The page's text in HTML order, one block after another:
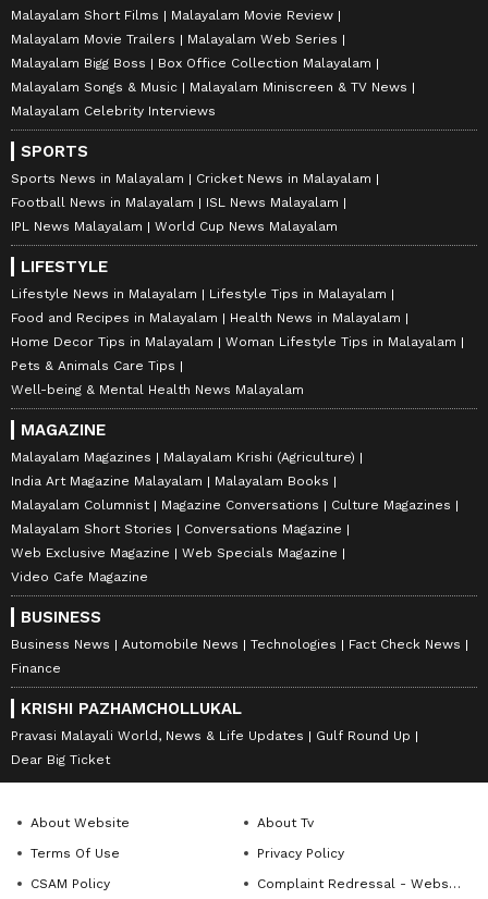
Malayalam Short Films
Malayalam Movie Review
Malayalam Movie Trailers
Malayalam Web Series
Malayalam Bigg Boss
Box Office Collection Malayalam
Malayalam Songs & Music
Malayalam Miniscreen & TV News
Malayalam Celebrity Interviews
SPORTS
Sports News in Malayalam
Cricket News in Malayalam
Football News in Malayalam
ISL News Malayalam
IPL News Malayalam
World Cup News Malayalam
LIFESTYLE
Lifestyle News in Malayalam
Lifestyle Tips in Malayalam
Food and Recipes in Malayalam
Health News in Malayalam
Home Decor Tips in Malayalam
Woman Lifestyle Tips in Malayalam
Pets & Animals Care Tips
Well-being & Mental Health News Malayalam
MAGAZINE
Malayalam Magazines
Malayalam Krishi (Agriculture)
India Art Magazine Malayalam
Malayalam Books
Malayalam Columnist
Magazine Conversations
Culture Magazines
Malayalam Short Stories
Conversations Magazine
Web Exclusive Magazine
Web Specials Magazine
Video Cafe Magazine
BUSINESS
Business News Automobile News Technologies
Fact Check News
Finance
KRISHI PAZHAMCHOLLUKAL
Pravasi Malayali World, News & Life Updates
Gulf Round Up
Dear Big Ticket
About Website
About Tv
Terms Of Use
Privacy Policy
CSAM Policy
Complaint Redressal - Website